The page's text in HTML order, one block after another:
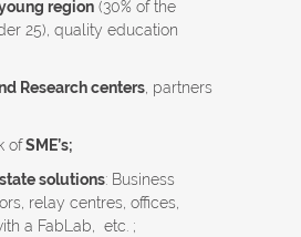
region (30% of the
25), quality education
Research centers, partners
ofSME’s;
solutions: Business
relay centres, offices,
a FabLab, etc. ;